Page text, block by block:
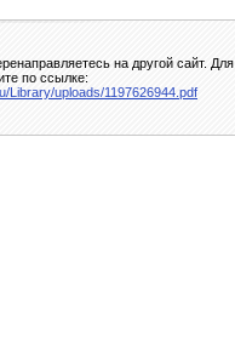
на другой сайт. Для
по ссылке:
Library/uploads/1197626944.pdf